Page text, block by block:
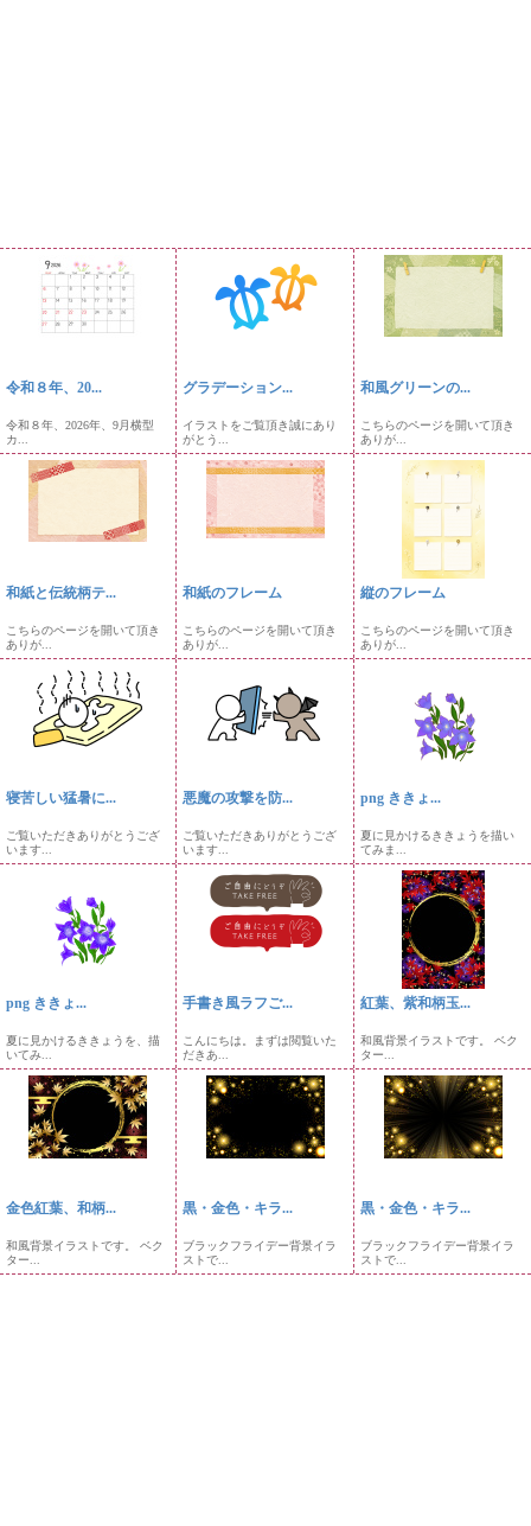
令和８年、20...
令和８年、2026年、9月横型
カ...
グラデーション...
イラストをご覧頂き誠にあり
がとう...
和風グリーンの...
こちらのページを開いて頂き
ありが...
和紙と伝統柄テ...
こちらのページを開いて頂き
ありが...
和紙のフレーム
こちらのページを開いて頂き
ありが...
縦のフレーム
こちらのページを開いて頂き
ありが...
寝苦しい猛暑に...
ご覧いただきありがとうござ
います...
悪魔の攻撃を防...
ご覧いただきありがとうござ
います...
png ききょ...
夏に見かけるききょうを描い
てみま...
png ききょ...
夏に見かけるききょうを、描
いてみ...
手書き風ラフご...
こんにちは。まずは閲覧いた
だきあ...
紅葉、紫和柄玉...
和風背景イラストです。 ベク
ター...
金色紅葉、和柄...
和風背景イラストです。 ベク
ター...
黒・金色・キラ...
ブラックフライデー背景イラ
ストで...
黒・金色・キラ...
ブラックフライデー背景イラ
ストで...